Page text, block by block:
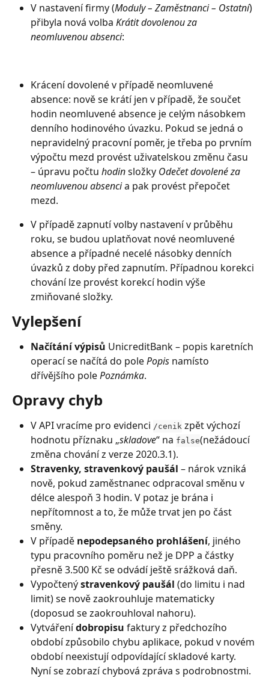
V nastavení firmy (Moduly – Zaměstnanci – Ostatní)
přibyla nová volba Krátit dovolenou za
neomluvenou absenci:
Krácení dovolené v případě neomluvené
absence: nově se krátí jen v případě, že součet
hodin neomluvené absence je celým násobkem
denního hodinového úvazku. Pokud se jedná o
nepravidelný pracovní poměr, je třeba po prvním
výpočtu mezd provést uživatelskou změnu času
– úpravu počtu hodin složky Odečet dovolené za
neomluvenou absenci a pak provést přepočet
mezd.
V případě zapnutí volby nastavení v průběhu
roku, se budou uplatňovat nové neomluvené
absence a případné necelé násobky denních
úvazků z doby před zapnutím. Případnou korekci
chování lze provést korekcí hodin výše
zmiňované složky.
Vylepšení
Načítání výpisů UnicreditBank – popis karetních
operací se načítá do pole Popis namísto
dřívějšího pole Poznámka.
Opravy chyb
V API vracíme pro evidenci /cenik zpět výchozí
hodnotu příznaku „skladove“ na false(nežádoucí
změna chování z verze 2020.3.1).
Stravenky, stravenkový paušál – nárok vzniká
nově, pokud zaměstnanec odpracoval směnu v
délce alespoň 3 hodin. V potaz je brána i
nepřítomnost a to, že může trvat jen po část
směny.
V případě nepodepsaného prohlášení, jiného
typu pracovního poměru než je DPP a částky
přesně 3.500 Kč se odvádí ještě srážková daň.
Vypočtený stravenkový paušál (do limitu i nad
limit) se nově zaokrouhluje matematicky
(doposud se zaokrouhloval nahoru).
Vytváření dobropisu faktury z předchozího
období způsobilo chybu aplikace, pokud v novém
období neexistují odpovídající skladové karty.
Nyní se zobrazí chybová zpráva s podrobnostmi.